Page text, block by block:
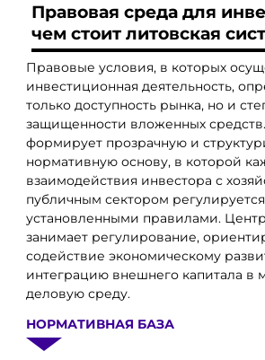
Правовая среда для
чем стоит литовская
Правовые условия, в которых
инвестиционная деятельность,
только доступность рынка, но и
защищенности вложенных
формирует прозрачную и
нормативную основу, в которой
взаимодействия инвестора с
публичным сектором
установленными правилами.
занимает регулирование,
содействие экономическому
интеграцию внешнего капитала в
деловую среду.
НОРМАТИВНАЯ БАЗА